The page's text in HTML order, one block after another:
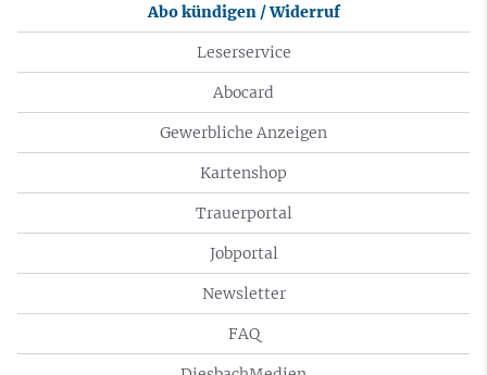
Abo kündigen / Widerruf
Leserservice
Abocard
Gewerbliche Anzeigen
Kartenshop
Trauerportal
Jobportal
Newsletter
FAQ